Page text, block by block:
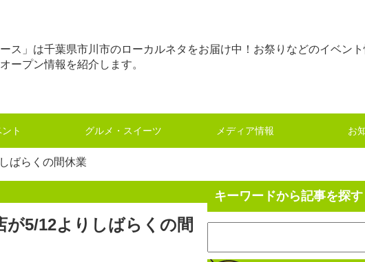
ース」は千葉県市川市のローカルネタをお届け中！お祭りなどのイベン
ープン情報を紹介します。
ト グルメ・スイーツ メディア情報 お
ばらくの間休業
が5/12よりしばらくの間
キーワードから記事を探す